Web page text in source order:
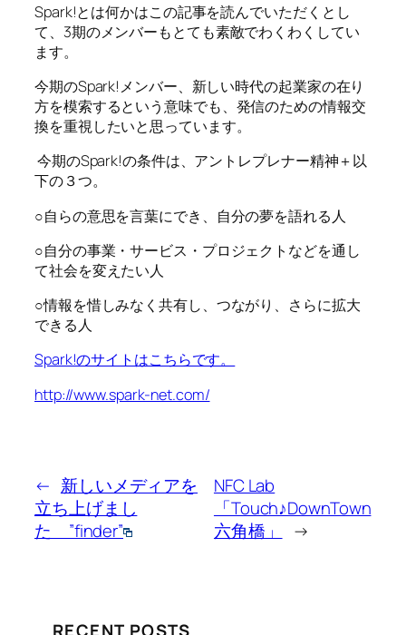
Spark!とは何かはこの記事を読んでいただくとし
て、3期のメンバーもとても素敵でわくわくしてい
ます。
今期のSpark!メンバー、新しい時代の起業家の在り
方を模索するという意味でも、発信のための情報交
換を重視したいと思っています。
今期のSpark!の条件は、アントレプレナー精神＋以
下の３つ。
○自らの意思を言葉にでき、自分の夢を語れる人
○自分の事業・サービス・プロジェクトなどを通し
て社会を変えたい人
○情報を惜しみなく共有し、つながり、さらに拡大
できる人
Spark!のサイトはこちらです。
http://www.spark-net.com/
← 新しいメディアを
立ち上げまし
た ”finder”
NFC Lab
「Touch♪DownTown
六角橋」
→